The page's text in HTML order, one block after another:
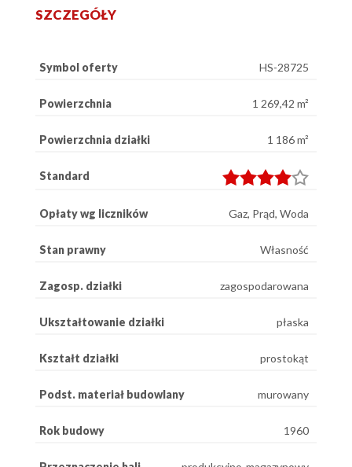
SZCZEGÓŁY
Symbol oferty HS-28725
Powierzchnia 1 269,42 m²
Powierzchnia działki 1 186 m²
Standard
Opłaty wg liczników Gaz, Prąd, Woda
Stan prawny Własność
Zagosp. działki zagospodarowana
Ukształtowanie działki płaska
Kształt działki prostokąt
Podst. materiał budowlany murowany
Rok budowy 1960